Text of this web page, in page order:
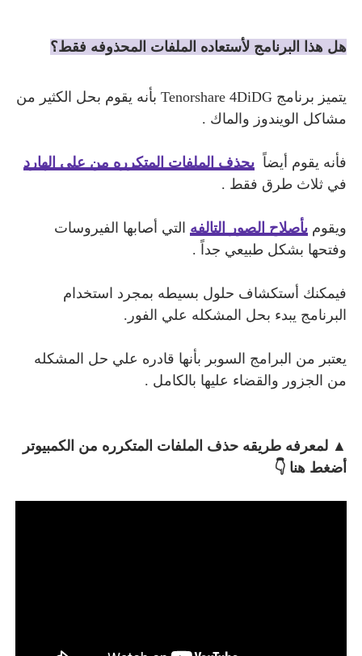
هل هذا البرنامج لأستعاده الملفات المحذوفه فقط؟
يتميز برنامج Tenorshare 4DiDG بأنه يقوم بحل الكثير من
مشاكل الويندوز والماك .
فأنه يقوم أيضاً بحذف الملفات المتكرره من علي الهارد
في ثلاث طرق فقط .
ويقوم بأصلاح الصور التالفه التي أصابها الفيروسات
وفتحها بشكل طبيعي جداً .
فيمكنك أستكشاف حلول بسيطه بمجرد استخدام
البرنامج يبدء بحل المشكله علي الفور.
يعتبر من البرامج السوبر بأنها قادره علي حل المشكله
من الجزور والقضاء عليها بالكامل .
▲ لمعرفه طريقه حذف الملفات المتكرره من الكمبيوتر
أضغط هنا 👇